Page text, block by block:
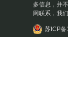
多信息，并
网联系，我
苏ICP